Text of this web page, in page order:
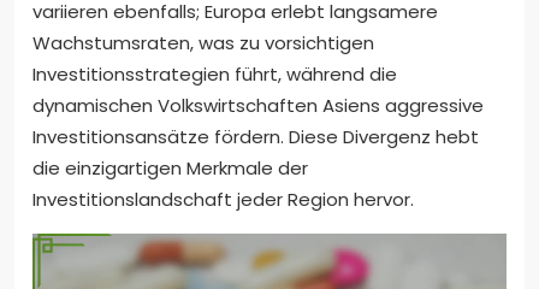
variieren ebenfalls; Europa erlebt langsamere
Wachstumsraten, was zu vorsichtigen
Investitionsstrategien führt, während die
dynamischen Volkswirtschaften Asiens aggressive
Investitionsansätze fördern. Diese Divergenz hebt
die einzigartigen Merkmale der
Investitionslandschaft jeder Region hervor.